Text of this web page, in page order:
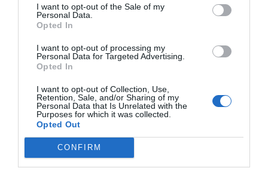
I want to opt-out of the Sale of my
Personal Data.
Opted In
I want to opt-out of processing my
Personal Data for Targeted Advertising.
Opted In
I want to opt-out of Collection, Use,
Retention, Sale, and/or Sharing of my
Personal Data that Is Unrelated with the
Purposes for which it was collected.
Opted Out
CONFIRM
LaLiga
2Playbook Club2P